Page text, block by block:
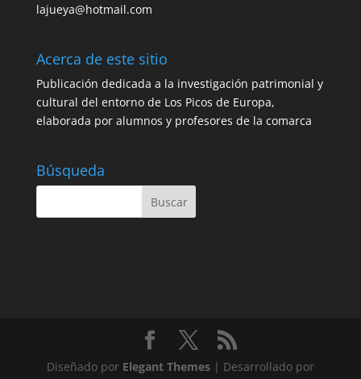
lajueya@hotmail.com
Acerca de este sitio
Publicación dedicada a la investigación patrimonial y
cultural del entorno de Los Picos de Europa,
elaborada por alumnos y profesores de la comarca
Búsqueda
Diseñado por Elegant Themes| Desarrollado por